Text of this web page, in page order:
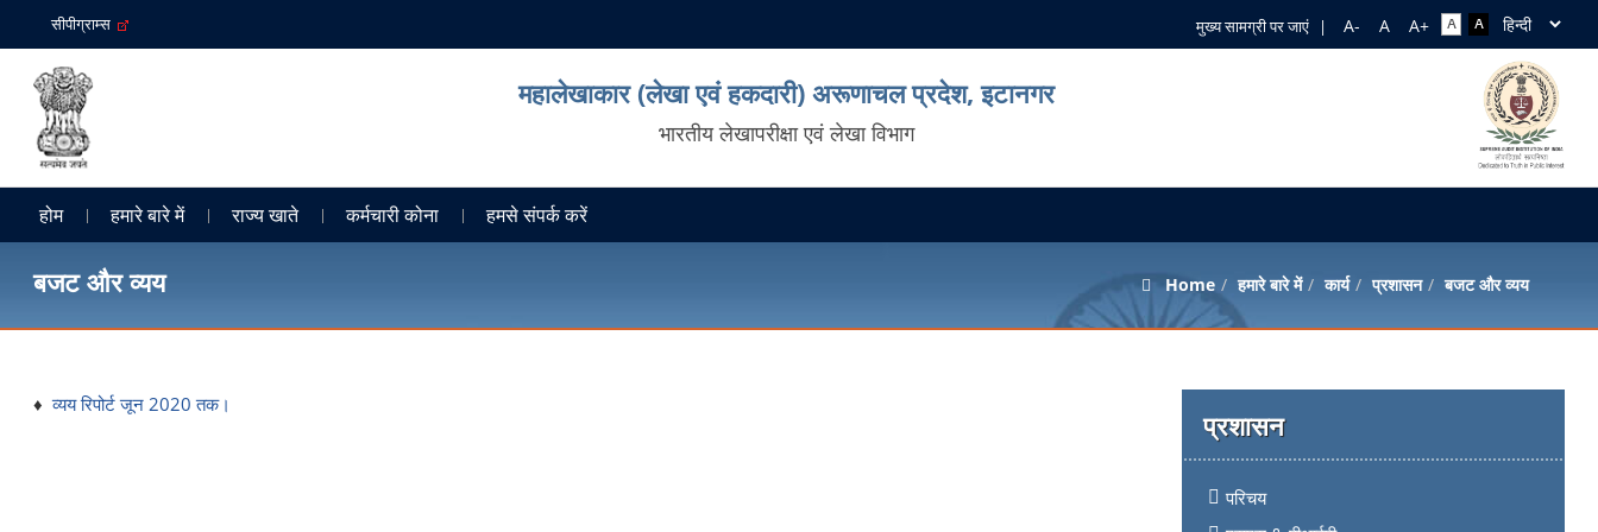
सीपीग्राम्स मुख्य सामग्री पर जाएं |
महालेखाकार (लेखा एवं हकदारी) अरूणाचल प्रदेश, इटानगर
भारतीय लेखापरीक्षा एवं लेखा विभाग
होम हमारे बारे में राज्य खाते कर्मचारी कोना हमसे संपर्क करें
बजट और व्यय Home हमारे बारे में कार्य प्रशासन बजट और व्यय
प्रशासन
परिचय
♦व्यय रिपोर्ट जून 2020 तक।